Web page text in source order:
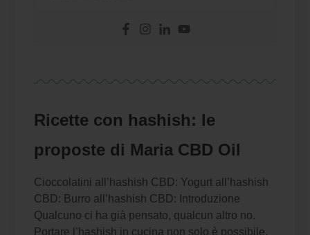
Ricette con hashish: le
proposte di Maria CBD Oil
Cioccolatini all’hashish CBD: Yogurt all’hashish
CBD: Burro all’hashish CBD: Introduzione
Qualcuno ci ha già pensato, qualcun altro no.
Portare l’hashish in cucina non solo è possibile,